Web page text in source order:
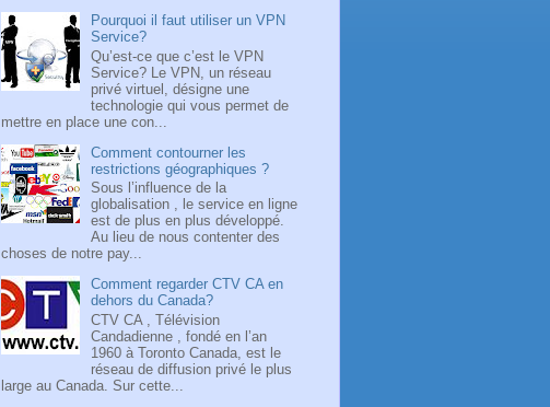
Pourquoi il faut utiliser un VPN
Service?
Qu’est-ce que c’est le VPN
Service? Le VPN, un réseau
privé virtuel, désigne une
technologie qui vous permet de
mettre en place une con...
Comment contourner les
restrictions géographiques ?
Sous l’influence de la
globalisation , le service en ligne
est de plus en plus développé.
Au lieu de nous contenter des
choses de notre pay...
Comment regarder CTV CA en
dehors du Canada?
CTV CA , Télévision
Candadienne , fondé en l’an
1960 à Toronto Canada, est le
réseau de diffusion privé le plus
large au Canada. Sur cette...